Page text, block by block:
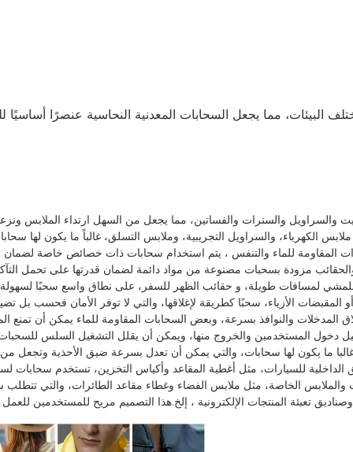
البيئات، مما يجعل السحابات المعدنية النحاسية عنصرًا
والسترات والفساتين، مما يجعل من السهل ارتداء الملابس
الكهرباء، والسراويل التجريبية، وملابس التسلق، غالباً ما يكون لها
المقاومة للماء والتنفس ، يتم استخدام سحابات ذات خصائص خاصة لضمان
مزودة بسحبات مصنوعة من مواد دائمة لضمان قدرتها على تحمل
المقبضات الأزياء، سحبًا كطريقة لإغلاقها، والتي لا توفر الأمان فحسب بل
دخول المستخدمين والخروج منها، ويمكن أن يقلل التشغيل السلس
ما يكون لها سحابات، والتي يمكن أن تعدل بسرعة ضيق الأحذية وتجعل
للسيارات، مثل أغطية المقاعد وأكياس التخزين، تستخدم سحابات
الخاصة، مثل ملابس الفضاء وغطاء مقاعد الطائرات، والتي تتطلب